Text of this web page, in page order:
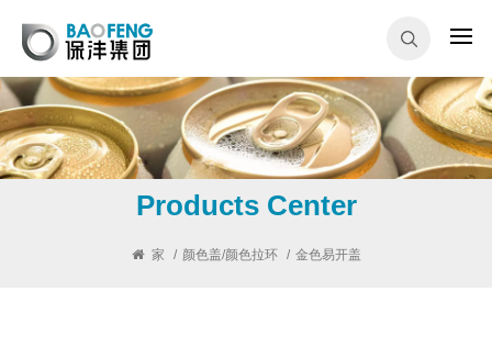
Products Center
家 / 颜色盖/颜色拉环 / 金色易开盖